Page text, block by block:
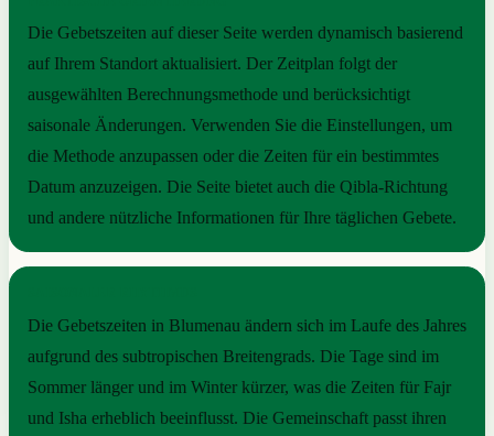
Die Gebetszeiten auf dieser Seite werden dynamisch basierend
auf Ihrem Standort aktualisiert. Der Zeitplan folgt der
ausgewählten Berechnungsmethode und berücksichtigt
saisonale Änderungen. Verwenden Sie die Einstellungen, um
die Methode anzupassen oder die Zeiten für ein bestimmtes
Datum anzuzeigen. Die Seite bietet auch die Qibla-Richtung
und andere nützliche Informationen für Ihre täglichen Gebete.
Die Gebetszeiten in Blumenau ändern sich im Laufe des Jahres
aufgrund des subtropischen Breitengrads. Die Tage sind im
Sommer länger und im Winter kürzer, was die Zeiten für Fajr
und Isha erheblich beeinflusst. Die Gemeinschaft passt ihren